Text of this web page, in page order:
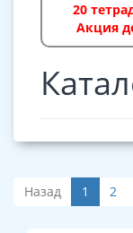
20
Акция
Назад 1 2